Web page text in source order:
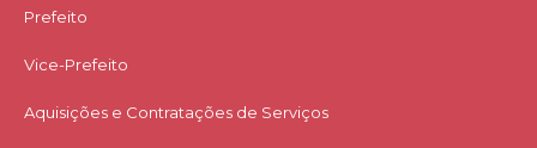
Prefeito
Vice-Prefeito
Aquisições e Contratações de Serviços​